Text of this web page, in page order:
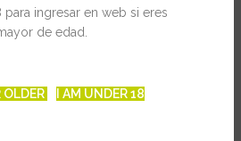
para ingresar en web si eres
de edad.
OLDER I AM UNDER 18
m2
planta